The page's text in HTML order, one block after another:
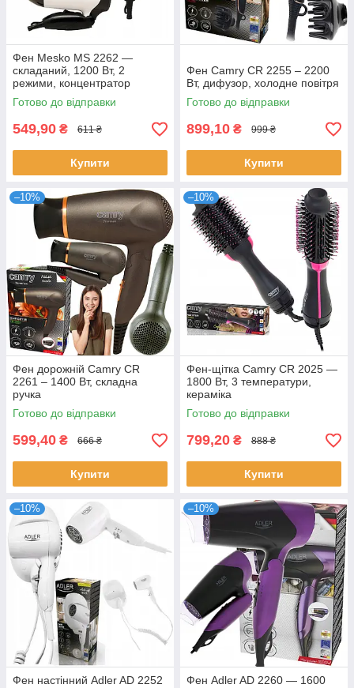
Фен Mesko MS 2262 —
складаний, 1200 Вт, 2
режими, концентратор
Готово до відправки
549,90 ₴ 611 ₴
Купити
Фен Camry CR 2255 – 2200
Вт, дифузор, холодне повітря
Готово до відправки
899,10 ₴ 999 ₴
Купити
–10%
Фен дорожній Camry CR
2261 – 1400 Вт, складна
ручка
Готово до відправки
599,40 ₴ 666 ₴
Купити
–10%
Фен-щітка Camry CR 2025 —
1800 Вт, 3 температури,
кераміка
Готово до відправки
799,20 ₴ 888 ₴
Купити
–10%
Фен настінний Adler AD 2252
–10%
Фен Adler AD 2260 — 1600